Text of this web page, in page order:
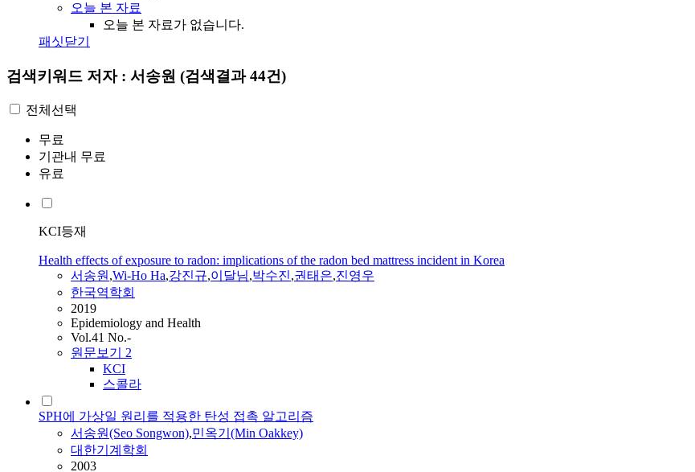
오늘 본 자료
오늘 본 자료가 없습니다.
패싯닫기
검색키워드 저자 : 서송원 (검색결과 44건)
전체선택
무료
기관내 무료
유료
KCI등재
Health effects of exposure to radon: implications of the radon bed mattress incident in Korea
서송원,Wi-Ho Ha,강진규,이달님,박수진,권태은,진영우
한국역학회
2019
Epidemiology and Health
Vol.41 No.-
원문보기 2
KCI
스콜라
SPH에 가상일 원리를 적용한 탄성 접촉 알고리즘
서송원(Seo Songwon),민옥기(Min Oakkey)
대한기계학회
2003